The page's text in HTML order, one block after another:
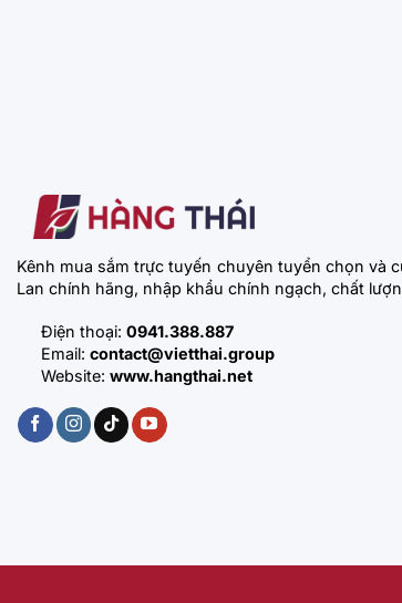
Kênh mua sắm trực tuyến chuyên tuyển chọn và
Lan chính hãng, nhập khẩu chính ngạch, chất
Điện thoại: 0941.388.887
Email: contact@vietthai.group
Website: www.hangthai.net